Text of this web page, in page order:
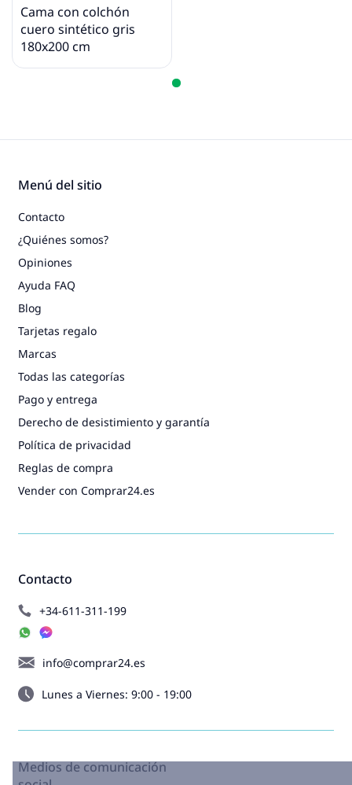
Cama con colchón
cuero sintético gris
180x200 cm
Contacto
+34-611-311-199
info@comprar24.es
Lunes a Viernes: 9:00 - 19:00
Menú del sitio
Contacto
¿Quiénes somos?
Opiniones
Ayuda FAQ
Blog
Tarjetas regalo
Marcas
Todas las categorías
Pago y entrega
Derecho de desistimiento y garantía
Política de privacidad
Reglas de compra
Vender con Comprar24.es
Medios de comunicación